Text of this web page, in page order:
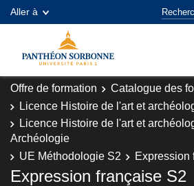
Aller à
Offre de formation Catalogue des
Licence Histoire de l'art et
Licence Histoire de l'art et
Archéologie
UE Méthodologie S2
Expression
Expression française S2